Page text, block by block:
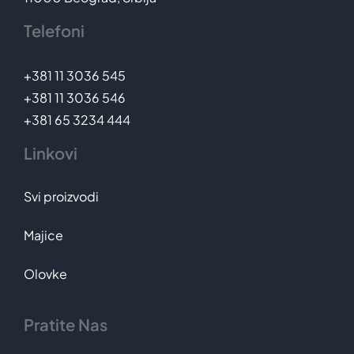
Telefoni
+381 11 3036 545
+381 11 3036 546
+381 65 3234 444
Linkovi
Svi proizvodi
Majice
Olovke
Pratite Nas